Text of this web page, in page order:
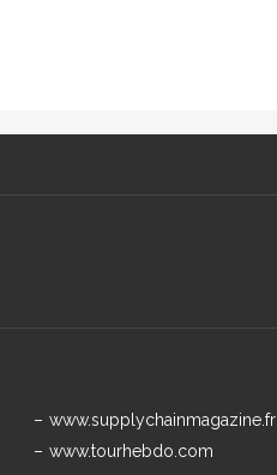
www.supplychainmagazine.fr
www.tourhebdo.com